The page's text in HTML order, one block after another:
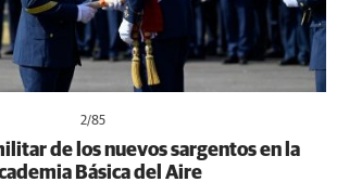
2/85
de los nuevos sargentos en la
Básica del Aire